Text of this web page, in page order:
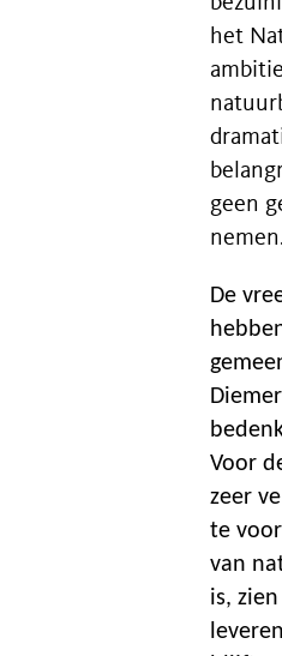
het
geen
De
Voor
zeer
te
van
is,